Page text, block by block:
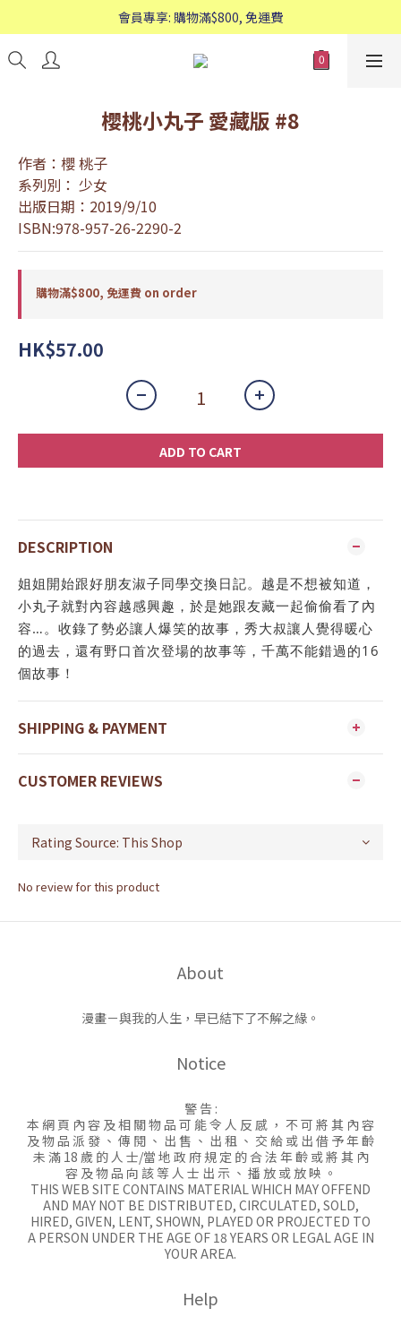
歡迎WhatsApp查詢：95588661
會員專享: 購物滿$800, 免運費
歡迎WhatsApp查詢：95588661
櫻桃小丸子 愛藏版 #8
作者：櫻 桃子
系列別： 少女
出版日期：2019/9/10
ISBN:978-957-26-2290-2
購物滿$800, 免運費 on order
HK$57.00
ADD TO CART
DESCRIPTION
姐姐開始跟好朋友淑子同學交換日記。越是不想被知道，
小丸子就對內容越感興趣，於是她跟友藏一起偷偷看了內
容…。收錄了勢必讓人爆笑的故事，秀大叔讓人覺得暖心
的過去，還有野口首次登場的故事等，千萬不能錯過的16
個故事！
SHIPPING & PAYMENT
CUSTOMER REVIEWS
No review for this product
About
漫畫－與我的人生，早已結下了不解之緣。
Notice
警 告 :
本 網 頁 內 容 及 相 關 物 品 可 能 令 人 反 感 ， 不 可 將 其 內 容
及 物 品 派 發 、 傳 閱 、 出 售 、 出 租 、 交 給 或 出 借 予 年 齡
未 滿 18 歲 的 人 士/當 地 政 府 規 定 的 合 法 年 齡 或 將 其 內
容 及 物 品 向 該 等 人 士 出 示 、 播 放 或 放 映 。
THIS WEB SITE CONTAINS MATERIAL WHICH MAY OFFEND
AND MAY NOT BE DISTRIBUTED, CIRCULATED, SOLD,
HIRED, GIVEN, LENT, SHOWN, PLAYED OR PROJECTED TO
A PERSON UNDER THE AGE OF 18 YEARS OR LEGAL AGE IN
YOUR AREA.
Help